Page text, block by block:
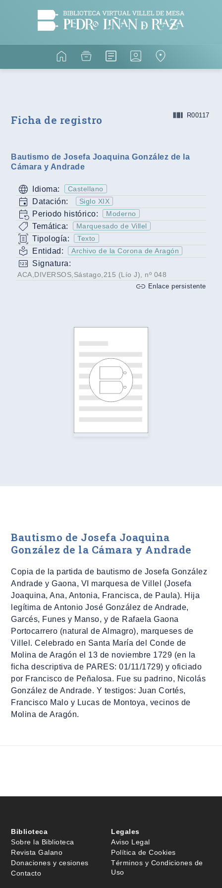
Ficha de registro R00117
Bautismo de Josefa Joaquina González de la
Cámara y Andrade
Idioma: Castellano
Datación: Siglo XIX
Periodo histórico: Moderno
Temática: Marquesado de Villel
Tipología: Texto
Entidad: Archivo de la Corona de Aragón
Signatura:
ACA,DIVERSOS,Sástago,215 (Lío J), nº 048
Enlace persistente
Bautismo de Josefa Joaquina
González de la Cámara y Andrade
Copia de la partida de bautismo de Josefa González
Andrade y Gaona, VI marquesa de Villel (Josefa
Joaquina, Ana, Antonia, Francisca, de Paula). Hija
legítima de Antonio José González de Andrade,
Garcés, Funes y Manso, y de Rafaela Gaona
Portocarrero (natural de Almagro), marqueses de
Villel. Celebrado en Santa María del Conde de
Molina de Aragón el 13 de noviembre 1729 (en la
ficha descriptiva de PARES: 01/11/1729) y oficiado
por Francisco de Peñalosa. Fue su padrino, Nicolás
González de Andrade. Y testigos: Juan Cortés,
Francisco Malo y Lucas de Montoya, vecinos de
Molina de Aragón.
Biblioteca
Sobre la Biblioteca
Revista Galano
Donaciones y cesiones
Contacto
Legales
Aviso Legal
Política de Cookies
Términos y Condiciones de
Uso